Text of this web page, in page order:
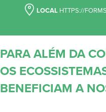
LOCAL HTTPS://
PARA ALÉM DA
OS
BENEFICIAM A